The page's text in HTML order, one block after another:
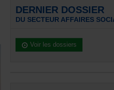
DERNIER DOSSIER
DU SECTEUR AFFAIRES
Voir les dossiers